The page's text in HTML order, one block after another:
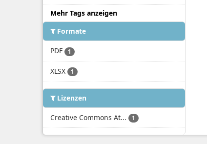
Mehr Tags anzeigen
Formate
PDF 1
XLSX 1
Lizenzen
Creative Commons At... 1